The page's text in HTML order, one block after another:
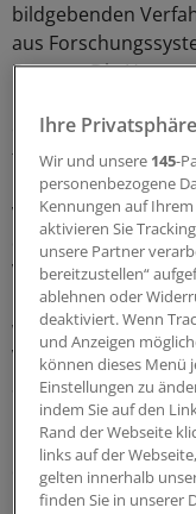
bildgebenden
aus
Prasser. Die
eine wesentliche
funktionieren
Verständnis hat er
der medizinischen
Versorgung: „Auf
Möglichkeiten der
werden, wie es zum
Versorgungsgesetz
Seite wird zurecht
Datensicherheit
Prasser. Seine
der Digitalisierung
internationale
Ihre
Wir und unsere 145-
personenbezogene
Kennungen auf
aktivieren Sie
unsere Partner
bereitzustellen“
ablehnen oder
deaktiviert. Wenn
und Anzeigen
können dieses Menü
Einstellungen zu
indem Sie auf den
Rand der Webseite
links auf der
gelten innerhalb
finden Sie in unserer